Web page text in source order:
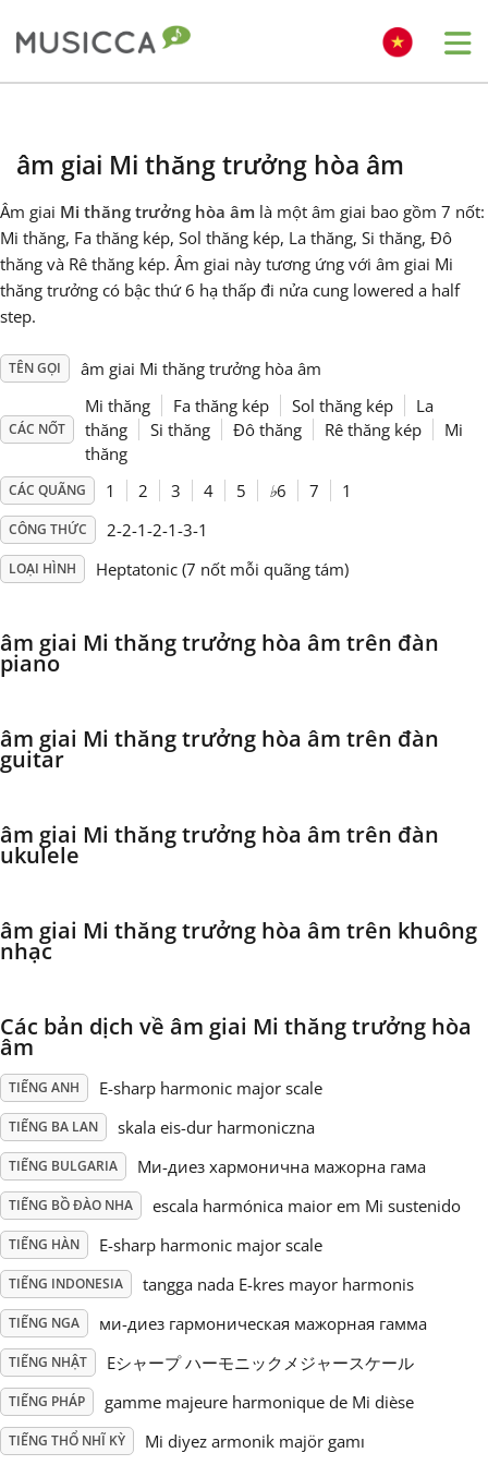
Español
Français
Italiano
Русский
Svenska
Tiếng Việt
Türkçe
Українська
简体中文
繁體中文
âm giai Mi thăng trưởng hòa âm
Âm giai Mi thăng trưởng hòa âm là một âm giai bao gồm 7 nốt:
Mi thăng, Fa thăng kép, Sol thăng kép, La thăng, Si thăng, Đô
thăng và Rê thăng kép. Âm giai này tương ứng với âm giai Mi
thăng trưởng có bậc thứ 6 hạ thấp đi nửa cung lowered a half
step.
TÊN GỌI âm giai Mi thăng trưởng hòa âm
CÁC NỐT
Mi thăng Fa thăng kép Sol thăng kép
La
thăng
Si thăng Đô thăng Rê thăng kép
Mi
thăng
CÁC QUÃNG 1 2 3 4 5 ♭6 7 1
CÔNG THỨC 2-2-1-2-1-3-1
LOẠI HÌNH Heptatonic (7 nốt mỗi quãng tám)
âm giai Mi thăng trưởng hòa âm trên đàn
piano
âm giai Mi thăng trưởng hòa âm trên đàn
guitar
âm giai Mi thăng trưởng hòa âm trên đàn
ukulele
âm giai Mi thăng trưởng hòa âm trên khuông
nhạc
Các bản dịch về âm giai Mi thăng trưởng hòa
âm
TIẾNG ANH E-sharp harmonic major scale
TIẾNG BA LAN skala eis-dur harmoniczna
TIẾNG BULGARIA Mи-диез хармонична мажорна гама
TIẾNG BỒ ĐÀO NHA escala harmónica maior em Mi sustenido
TIẾNG HÀN E-sharp harmonic major scale
TIẾNG INDONESIA tangga nada E-kres mayor harmonis
TIẾNG NGA ми-диез гармоническая мажорная гамма
TIẾNG NHẬT Eシャープ ハーモニックメジャースケール
TIẾNG PHÁP gamme majeure harmonique de Mi dièse
TIẾNG THỔ NHĨ KỲ Mi diyez armonik majör gamı